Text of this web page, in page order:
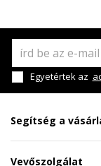
Egyetértek az
Segítség a
Vevőszolgálat